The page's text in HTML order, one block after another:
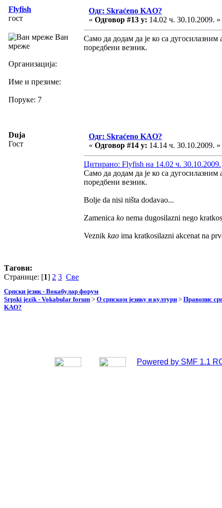
Flyfish
гост
Ван
мреже
Организација:
Име и презиме:
Поруке: 7
Одг: Skraćeno KAO?
« Одговор #13 у: 14.02 ч. 30.10.2009. »
Само да додам да је ко са
поредбени везник.
Duja
Гост
Одг: Skraćeno KAO?
« Одговор #14 у: 14.14 ч. 30.10.2009. »
Цитирано: Flyfish на 14.02 ч. 30.10.2009.
Само да додам да је ко са
поредбени везник.
Bolje da nisi ništa dodavao...
Zamenica ko nema dugosilazni nego
Veznik kao ima kratkosilazni akcenat na
Тагови:
Странице: [1] 2 3 Све
Српски језик - Вокабулар форум
Srpski jezik - Vokabular forum > О српском језику и култури > Правопис
KAO?
Powered by SMF 1.1